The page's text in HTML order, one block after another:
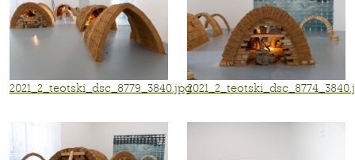
2021_2_teotski_dsc_8779_3840.jpg